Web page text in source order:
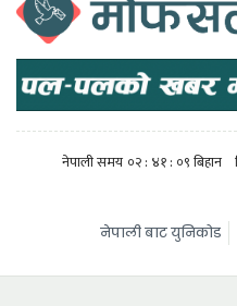
नेपाली बाट युनिकोड